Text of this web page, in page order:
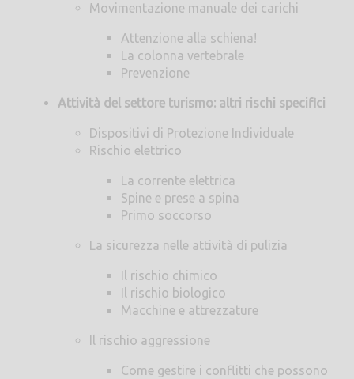
Movimentazione manuale dei carichi
Attenzione alla schiena!
La colonna vertebrale
Prevenzione
Attività del settore turismo: altri rischi specifici
Dispositivi di Protezione Individuale
Rischio elettrico
La corrente elettrica
Spine e prese a spina
Primo soccorso
La sicurezza nelle attività di pulizia
Il rischio chimico
Il rischio biologico
Macchine e attrezzature
Il rischio aggressione
Come gestire i conflitti che possono